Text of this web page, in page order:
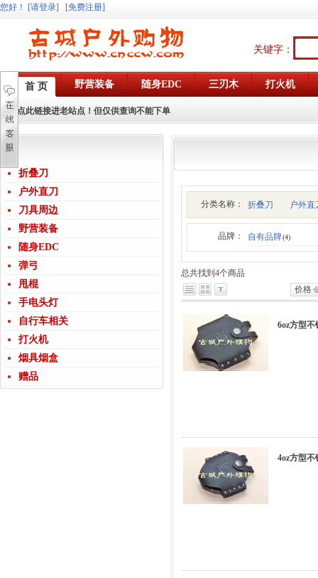
您好 ！ [请登录] [免费注册]
关键字：
首 页 野营装备 随身EDC 三刃木 打火机
点此链接进老站点！但仅供查询不能下单
折叠刀
户外直刀
刀具周边
野营装备
随身EDC
弹弓
甩棍
手电头灯
自行车相关
打火机
烟具烟盒
赠品
分类名称： 折叠刀 户外直
品牌： 自有品牌(4)
总共找到 4个商品
价格
6oz方型
4oz方型